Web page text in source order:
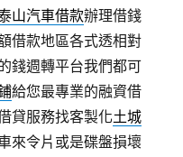
山汽車借款辦理借錢
借款地區各式透相對
錢週轉平台我們都可
給您最專業的融資借
貸服務找客製化土城
來令片或是碟盤損壞